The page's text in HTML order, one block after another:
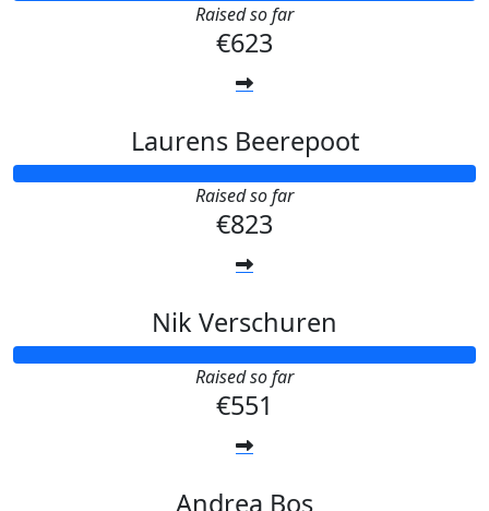
Raised so far
€623
Laurens Beerepoot
Raised so far
€823
Nik Verschuren
Raised so far
€551
Andrea Bos